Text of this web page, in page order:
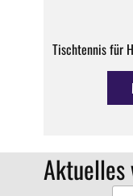
Tischtennis für
Aktuelles